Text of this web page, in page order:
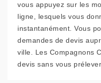
vous appuyez sur les
ligne, lesquels vous
instantanément. Vous
demandes de devis
ville. Les Compagnons
devis sans vous